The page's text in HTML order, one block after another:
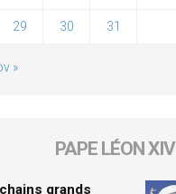
29 30 31
»
PAPE LÉON XIV
grands